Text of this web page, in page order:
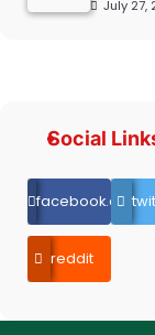
July 27,
Social
facebook.com
reddit